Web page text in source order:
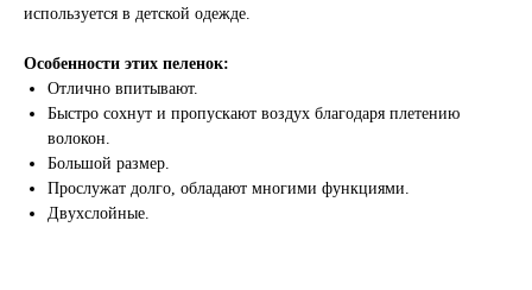
используется в детской одежде.
Особенности этих пеленок:
Отлично впитывают.
Быстро сохнут и пропускают воздух благодаря плетению
волокон.
Большой размер.
Прослужат долго, обладают многими функциями.
Двухслойные.